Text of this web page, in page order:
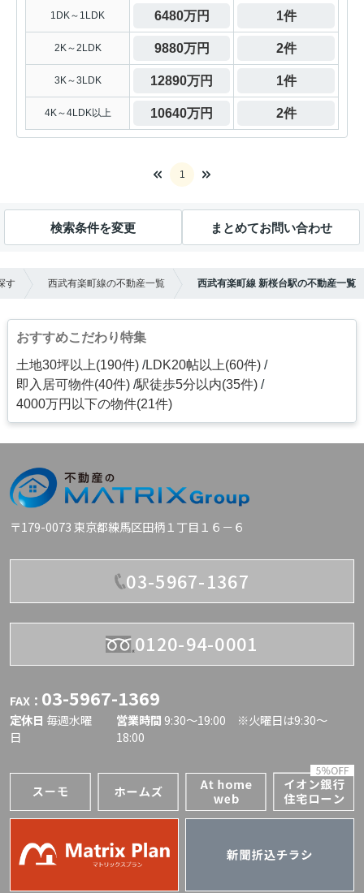
1DK～1LDK 6480万円 1件
2K～2LDK 9880万円 2件
3K～3LDK 12890万円 1件
4K～4LDK以上 10640万円 2件
1
検索条件を変更 まとめてお問い合わせ
す 西武有楽町線の不動産一覧 西武有楽町線 新桜台駅の不動産一覧
おすすめこだわり特集
土地30坪以上(190件) LDK20帖以上(60件)
即入居可物件(40件) 駅徒歩5分以内(35件)
4000万円以下の物件(21件)
〒179-0073 東京都練馬区田柄１丁目１６－６
03-5967-1367
0120-94-0001
FAX： 03-5967-1369
定休日 毎週水曜
日
営業時間 9:30〜19:00 ※火曜日は9:30～
18:00